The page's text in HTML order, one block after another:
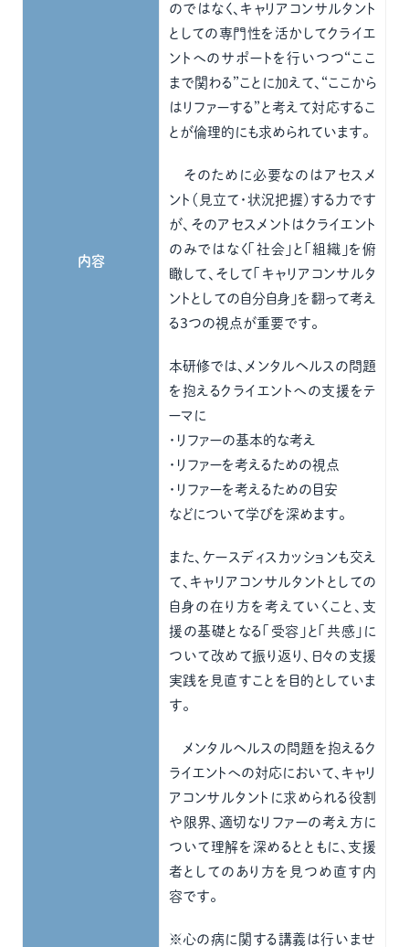
内容
のではなく、キャリアコンサルタント
としての専門性を活かしてクライエ
ントへのサポートを行いつつ“ここ
まで関わる”ことに加えて、“ここから
はリファーする”と考えて対応するこ
とが倫理的にも求められています。
そのために必要なのはアセスメ
ント（見立て・状況把握）する力です
が、そのアセスメントはクライエント
のみではなく「社会」と「組織」を俯
瞰して、そして「キャリアコンサルタ
ントとしての自分自身」を翻って考え
る３つの視点が重要です。
本研修では、メンタルヘルスの問題
を抱えるクライエントへの支援をテ
ーマに
・リファーの基本的な考え
・リファーを考えるための視点
・リファーを考えるための目安
などについて学びを深めます。
また、ケースディスカッションも交え
て、キャリアコンサルタントとしての
自身の在り方を考えていくこと、支
援の基礎となる「受容」と「共感」に
ついて改めて振り返り、日々の支援
実践を見直すことを目的としていま
す。
メンタルヘルスの問題を抱えるク
ライエントへの対応において、キャリ
アコンサルタントに求められる役割
や限界、適切なリファーの考え方に
ついて理解を深めるとともに、支援
者としてのあり方を見つめ直す内
容です。
※心の病に関する講義は行いませ